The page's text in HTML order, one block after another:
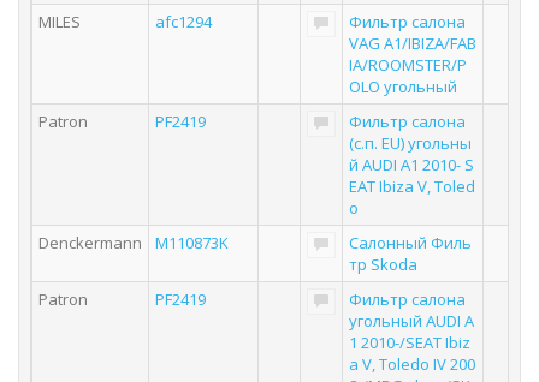
MILES
afc1294
Фильтр салона
VAG A1/IBIZA/FAB
IA/ROOMSTER/P
OLO угольный
Patron
PF2419
Фильтр салона
(с.п. EU) угольны
й AUDI A1 2010- S
EAT Ibiza V, Toled
o
Denckermann
M110873K
Салонный Филь
тр Skoda
Patron
PF2419
Фильтр салона
угольный AUDI A
1 2010-/SEAT Ibiz
a V, Toledo IV 200